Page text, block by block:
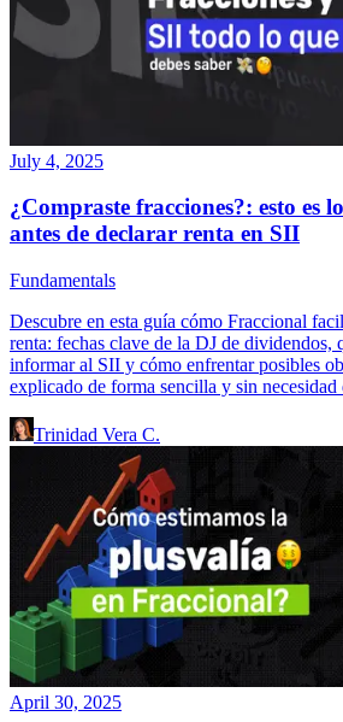
July 4, 2025
¿Compraste fracciones?: esto es
antes de declarar renta en SII
Fundamentals
Descubre en esta guía cómo Fraccional
renta: fechas clave de la DJ de dividendos,
informar al SII y cómo enfrentar posibles
explicado de forma sencilla y sin necesidad
Trinidad Vera C.
April 30, 2025